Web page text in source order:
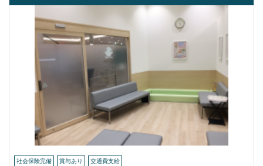
社会保険完備 賞与あり 交通費支給